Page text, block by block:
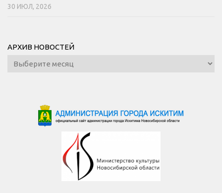
30 ИЮЛ, 2026
АРХИВ НОВОСТЕЙ
Архив
новостей